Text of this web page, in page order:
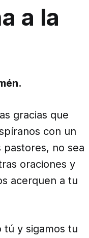
a la
gracias que
con un
no sea
oraciones y
acerquen a tu
tú y sigamos tu